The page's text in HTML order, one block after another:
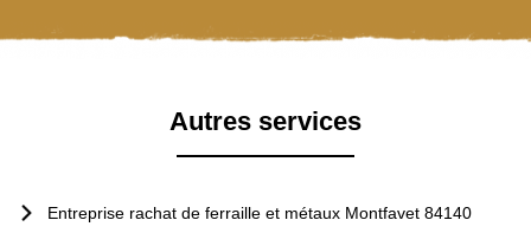
Autres services
Entreprise rachat de ferraille et métaux Montfavet 84140